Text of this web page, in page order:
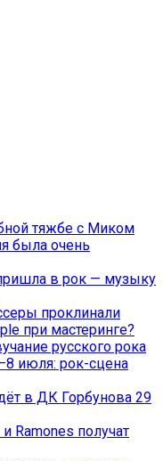
тяжбе с Миком
была очень
в рок — музыку
проклинали
при мастеринге?
русского рока
июля: рок-сцена
в ДК Горбунова 29
Ramones получат